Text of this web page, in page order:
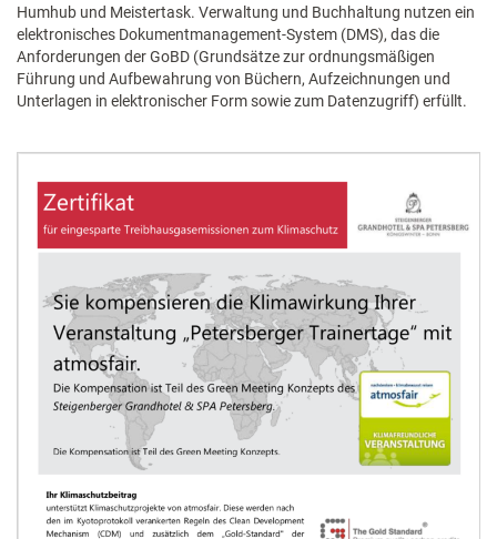
Humhub und Meistertask. Verwaltung und Buchhaltung nutzen ein
elektronisches Dokumentmanagement-System (DMS), das die
Anforderungen der GoBD (Grundsätze zur ordnungsmäßigen
Führung und Aufbewahrung von Büchern, Aufzeichnungen und
Unterlagen in elektronischer Form sowie zum Datenzugriff) erfüllt.